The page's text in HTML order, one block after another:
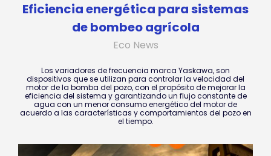
Eficiencia energética para sistemas
de bombeo agrícola
Eco News
Los variadores de frecuencia marca Yaskawa, son
dispositivos que se utilizan para controlar la velocidad del
motor de la bomba del pozo, con el propósito de mejorar la
eficiencia del sistema y garantizando un flujo constante de
agua con un menor consumo energético del motor de
acuerdo a las características y comportamientos del pozo en
el tiempo.